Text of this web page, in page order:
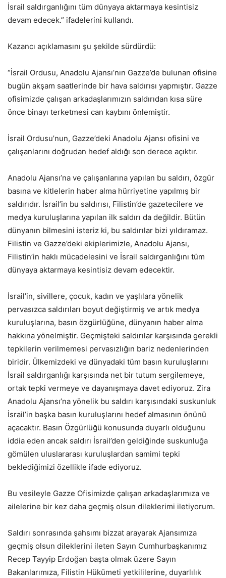
İsrail saldırganlığını tüm dünyaya aktarmaya kesintisiz
devam edecek.” ifadelerini kullandı.
Kazancı açıklamasını şu şekilde sürdürdü:
“İsrail Ordusu, Anadolu Ajansı’nın Gazze’de bulunan ofisine
bugün akşam saatlerinde bir hava saldırısı yapmıştır. Gazze
ofisimizde çalışan arkadaşlarımızın saldırıdan kısa süre
önce binayı terketmesi can kaybını önlemiştir.
İsrail Ordusu’nun, Gazze’deki Anadolu Ajansı ofisini ve
çalışanlarını doğrudan hedef aldığı son derece açıktır.
Anadolu Ajansı’na ve çalışanlarına yapılan bu saldırı, özgür
basına ve kitlelerin haber alma hürriyetine yapılmış bir
saldırıdır. İsrail’in bu saldırısı, Filistin’de gazetecilere ve
medya kuruluşlarına yapılan ilk saldırı da değildir. Bütün
dünyanın bilmesini isteriz ki, bu saldırılar bizi yıldıramaz.
Filistin ve Gazze’deki ekiplerimizle, Anadolu Ajansı,
Filistin’in haklı mücadelesini ve İsrail saldırganlığını tüm
dünyaya aktarmaya kesintisiz devam edecektir.
İsrail’in, sivillere, çocuk, kadın ve yaşlılara yönelik
pervasızca saldırıları boyut değiştirmiş ve artık medya
kuruluşlarına, basın özgürlüğüne, dünyanın haber alma
hakkına yönelmiştir. Geçmişteki saldırılar karşısında gerekli
tepkilerin verilmemesi pervasızlığın bariz nedenlerinden
biridir. Ülkemizdeki ve dünyadaki tüm basın kuruluşlarını
İsrail saldırganlığı karşısında net bir tutum sergilemeye,
ortak tepki vermeye ve dayanışmaya davet ediyoruz. Zira
Anadolu Ajansı’na yönelik bu saldırı karşısındaki suskunluk
İsrail’in başka basın kuruluşlarını hedef almasının önünü
açacaktır. Basın Özgürlüğü konusunda duyarlı olduğunu
iddia eden ancak saldırı İsrail’den geldiğinde suskunluğa
gömülen uluslararası kuruluşlardan samimi tepki
beklediğimizi özellikle ifade ediyoruz.
Bu vesileyle Gazze Ofisimizde çalışan arkadaşlarımıza ve
ailelerine bir kez daha geçmiş olsun dileklerimi iletiyorum.
Saldırı sonrasında şahsımı bizzat arayarak Ajansımıza
geçmiş olsun dileklerini ileten Sayın Cumhurbaşkanımız
Recep Tayyip Erdoğan başta olmak üzere Sayın
Bakanlarımıza, Filistin Hükümeti yetkililerine, duyarlılık